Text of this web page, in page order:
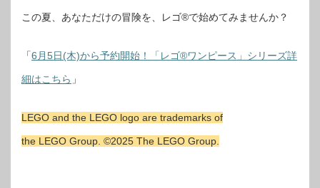
この夏、あなただけの冒険を、レゴ®で始めてみませんか？
「6月5日(木)から予約開始！「レゴ®ワンピース」シリーズ詳
細はこちら 」
LEGO and the LEGO logo are trademarks of
the LEGO Group. ©2025 The LEGO Group.